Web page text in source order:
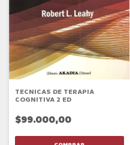
TECNICAS DE TERAPIA
COGNITIVA 2 ED
$99.000,00